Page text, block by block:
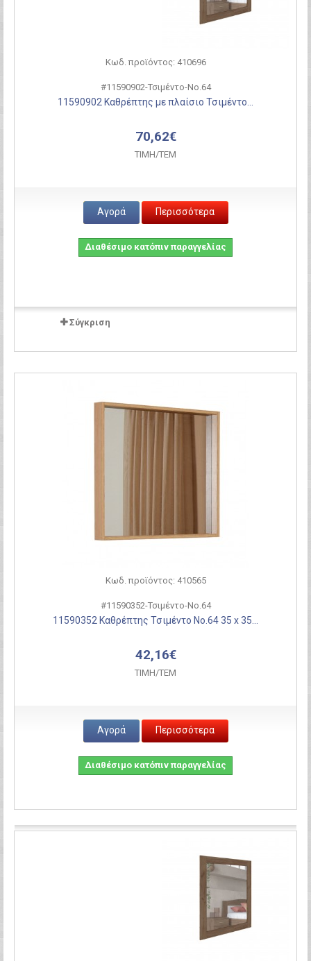
Κωδ. προϊόντος: 410696
#11590902-Τσιμέντο-Νο.64
11590902 Καθρέπτης με πλαίσιο Τσιμέντο...
70,62€
ΤΙΜH/ΤΕΜ
Αγορά Περισσότερα
Διαθέσιμο κατόπιν παραγγελίας
Σύγκριση
Κωδ. προϊόντος: 410565
#11590352-Τσιμέντο-Νο.64
11590352 Καθρέπτης Τσιμέντο Νο.64 35 x 35...
42,16€
ΤΙΜH/ΤΕΜ
Αγορά Περισσότερα
Διαθέσιμο κατόπιν παραγγελίας